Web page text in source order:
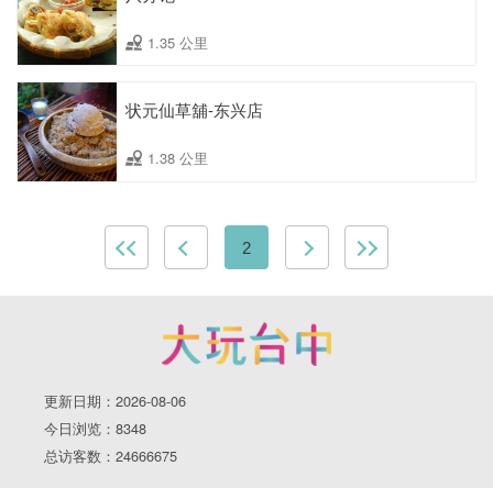
1.35 公里
状元仙草舖-东兴店
1.38 公里
2
更新日期：2026-08-06
今日浏览：8348
总访客数：24666675